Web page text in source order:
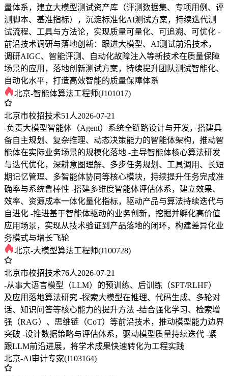
量体系，建立大模型测试资产库（评测数据集、专项用例、评
测脚本、基准指标），沉淀标准化AI测试方案，持续迭代测
试流程、工具与方法论，实现质量可量化、可追溯、可优化 -
前沿技术调研与落地创新：跟进大模型、AI测试前沿技术，
调研AIGC、智能评测、自动化故障注入等新技术在质量保障
场景的应用，落地创新测试方案，持续提升团队测试智能化、
自动化水平，打造高效智能的质量保障体系
北京-智能体算法工程师(J101017)
北京市校招技术51人2026-07-21
-负责大模型智能体（Agent）系统全链路设计与开发，搭建具
备自主规划、复杂推理、动态决策能力的智能体架构，推动智
能体在实际业务场景的规模化落地 -主导智能体核心算法研发
与迭代优化，深耕意图理解、多步任务规划、工具调用、长短
期记忆管理、多智能体协同等核心模块，持续提升任务完成准
确率与系统鲁棒性 -搭建多维度智能体评估体系，建立效果、
效率、资源成本一体化量化指标，驱动产品与算法持续迭代与
自进化 -推进基于智能体驱动的业务创新，挖掘并孵化高价值
应用场景，实现从技术验证到产品落地的闭环，构建差异化业
务模式与增长飞轮
北京-大模型算法工程师(J100728)
北京市校招技术76人2026-07-21
-从事大语言模型（LLM）的预训练、后训练（SFT/RLHF）
及应用落地算法研究 -探索大模型在推理、代码生成、多轮对
话、知识问答等核心能力的提升方法 -结合强化学习、检索增
强（RAG）、思维链（CoT）等前沿技术，推动模型能力边界
突破 -设计数据策略与评估体系，驱动模型质量持续迭代 -紧
跟LLM前沿进展，将学术成果快速转化为工程实践
北京-AI审计专家(J103164)